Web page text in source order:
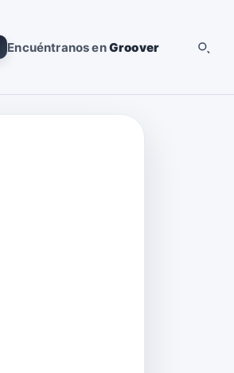
Encuéntranos enGroover